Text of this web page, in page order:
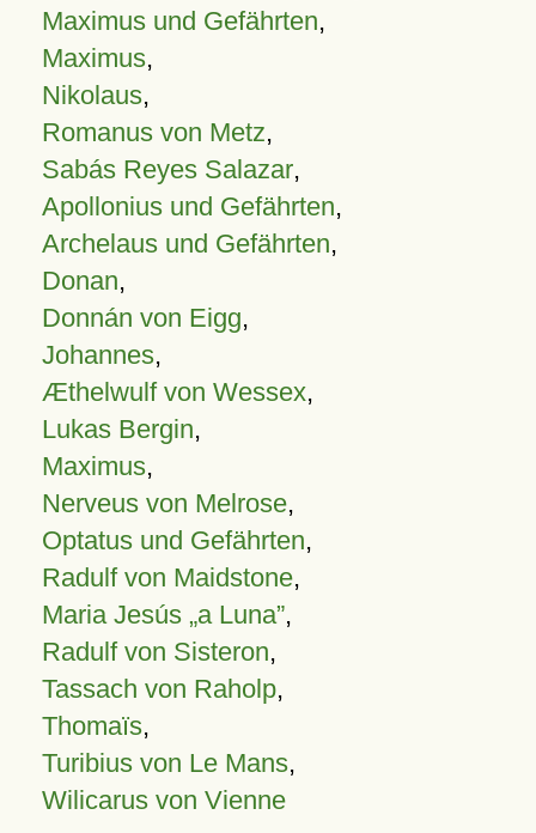
Maximus und Gefährten,
Maximus,
Nikolaus,
Romanus von Metz,
Sabás Reyes Salazar,
Apollonius und Gefährten,
Archelaus und Gefährten,
Donan,
Donnán von Eigg,
Johannes,
Æthelwulf von Wessex,
Lukas Bergin,
Maximus,
Nerveus von Melrose,
Optatus und Gefährten,
Radulf von Maidstone,
Maria Jesús „a Luna”,
Radulf von Sisteron,
Tassach von Raholp,
Thomaïs,
Turibius von Le Mans,
Wilicarus von Vienne